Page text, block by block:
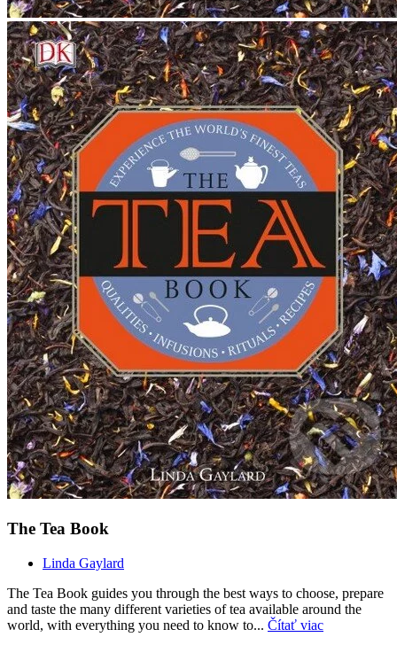
The Tea Book
Linda Gaylard
The Tea Book guides you through the best ways to choose, prepare
and taste the many different varieties of tea available around the
world, with everything you need to know to... Čítať viac